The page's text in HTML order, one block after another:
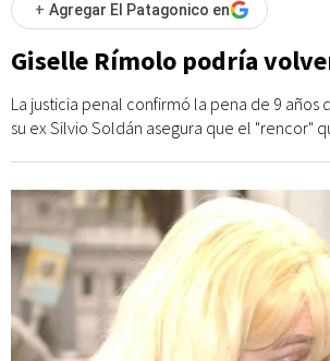
+ Agregar El Patagonico en
Giselle Rímolo podría
La justicia penal confirmó la pena de 9 años
su ex Silvio Soldán asegura que el "rencor"